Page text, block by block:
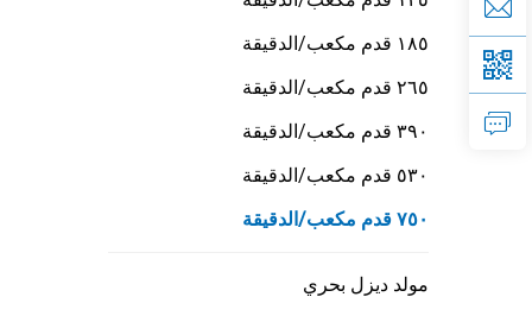
١٨٥ قدم مكعب/الدقيقة
٢٦٥ قدم مكعب/الدقيقة
٣٩٠ قدم مكعب/الدقيقة
٥٣٠ قدم مكعب/الدقيقة
٧٥٠ قدم مكعب/الدقيقة
مولد ديزل بحري